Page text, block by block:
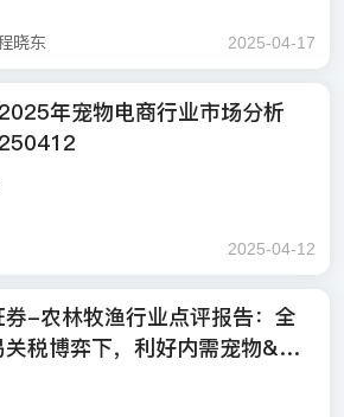
真致？”三大核心自主品牌矩阵，在
维度稳健发展。24年公司实现营收4
，同比+19.15%，归母净利润3.94
比+68.89%。25年Q1营收11.01亿
+25.41%，归母净利润0.91亿元，
经营持续向好，24年公司实现营收1
，同比+17.56%，归母净利润达1.8
同比大幅+1742.81%，创历史新高。
物零食为收入贡献助力，畜皮咬胶
胶合计营收达11.13亿元，占公司营
年自主品牌业务收入规模增长3
新零售+新体验”为消费者提供一站式
乐园。我们认为，随着育儿式养宠
，宠物食品逐渐走向精细化、人性
人群也愈加关注消费体验，具有“产
”模式的企业有望迎来增长。
亏的佩蒂股份；2）推出宠物移动看
时监控产品“皮克方”的贝仕达克；
于兽药领域，收购中瑞供应链、增持
，完善宠物大健康布局的瑞普生
5）布局科学精细化养宠带动的宠物
划”中提出打造陪伴机器宠物的科大
）发行AI情感陪伴机器人的汤姆猫；
布局宠物赛道的小米集团、海尔智
股份、贝因美、联合利华、阿里巴
优品。
。
此报告不错，请分享到微信朋友
作者写出更好的文章！
国内业务可增厚利润，我们上调25-
预测分别为1.59/1.88元，对应25年
实现归母净利润0.91亿，同比+62.
拓；国内市场收入14.14亿，同比+3
起国内品牌增长提速，顽皮、领
劲增长，零食增长稳健，宠物零食/
用品及其他营收31.32亿/11.07亿/2.
经销/直销渠道收入分别26.15/11.9
销渠道强劲增长。
占比提升拉动毛利率，所得税率优
利率提升2.6pct。受益于高毛利率主粮
、结构优化，24年毛利率同比+1.9p
公司加大国内品牌端广宣投入，销
同比+0.8pct，管理费用率同比+0.9
系职工薪酬及差旅费增加，24年实
利率8.8%，同比+2.6pct，盈利能力
非净利率实现9.0%/11.3%，同比+2.5
主品牌增长超预期，海外工厂和国内
带动盈利能力改善。25Q1实现营收/
比分别+25.4%/+62.1%/+63.8%，海
顽皮小金盾系列品牌定位升级，动
升，公司25Q1毛利率31.9%，同比
受广宣投入和推广费用增加影响，
管理费用率分别同比+1.0pct/+1.0pc
+25.4%/+62.1%，国内自主品牌势
反馈不错，在中高档猫粮中份额有
，领先、zeal高增有望保持，海外工
单充足，25H2和26Q1加拿大和美
期投产后，将支撑北美需求，全球
布局进一步完善。费用端今年预计
：行业竞争加剧、贸易摩擦风险、
格上涨超预期、海外需求不及预
利用率偏低、食品安全问题等
此报告不错，请分享到微信朋友
作者写出更好的文章！
司近日发布2024年年度报告，公司
现营收30.7亿元，同增13.32%，实
原料药的收入和利润下滑，以及非
益变动导致。其中，2024Q4实现营
元，同减68.88%。
主业稳健发展：2024年，公司禽用
实现营业收入10.76亿元，同增15.
司与多家大型养殖集团建立了战略合
生物制品实现营业收入2.11亿元，
49.78%，公司积极补强产业结构，
收购保定收骏100%股权后，间接持
泰55.2%的股权，业务版图延伸到
苗。此外，公司与中国农业科学院
，加速创新进程。
块实现收入6.9亿元，宠物生物制品
业收入3,744万元，同比增长849.0
要系2024年猫三联疫苗收入贡献；宠
实现营业收入6.33亿元，同比增长3
以代理进口产品销售为主。公司控
供应链56.31%股权，深度协同“三瑞齐
普生物-瑞派宠物医院-中瑞供应链”三
业收入35.29亿元、38.82亿元、42.
同比增长14.97%、10%、10%，对
增速为28.68%、13.49%、16.4
：重大动物疫病、新产品研发不及
晓东 2025-04-17
年宠物电商行业市场分析
量为5258万只，同比增长1.6%
消费金额2961元，同比增长2.3%
2025-04-12
券-农林牧渔行业点评报告：全
税博弈下，利好内需宠物&运
养殖链周期-250411